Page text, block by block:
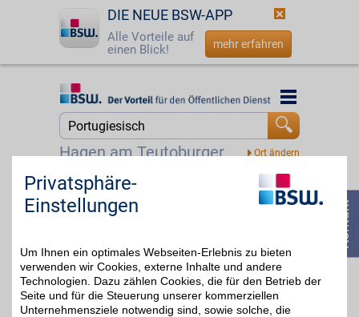
DIE NEUE BSW-APP
Alle Vorteile auf
einen Blick!
mehr erfahren
Startseite
Jetzt BSW-Mitglied werden
☎ 0800 - 279 25 82
Hagen am Teutoburger Wald
Startseite
Suche
Babbel.com Gutschein
Privatsphäre-
Einstellungen
Um Ihnen ein optimales Webseiten-Erlebnis zu bieten
verwenden wir Cookies, externe Inhalte und andere
Technologien. Dazu zählen Cookies, die für den Betrieb der
Seite und für die Steuerung unserer kommerziellen
Unternehmensziele notwendig sind, sowie solche, die